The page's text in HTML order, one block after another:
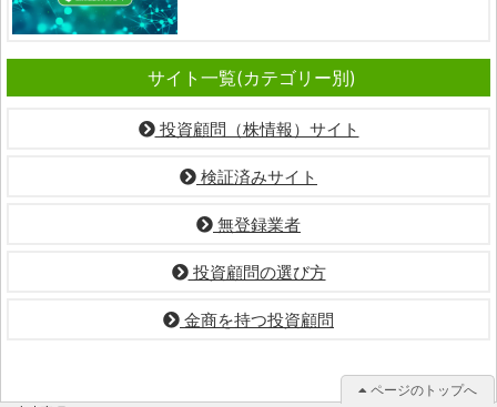
サイト一覧(カテゴリー別)
投資顧問（株情報）サイト
検証済みサイト
無登録業者
投資顧問の選び方
金商を持つ投資顧問
ページのトップへ